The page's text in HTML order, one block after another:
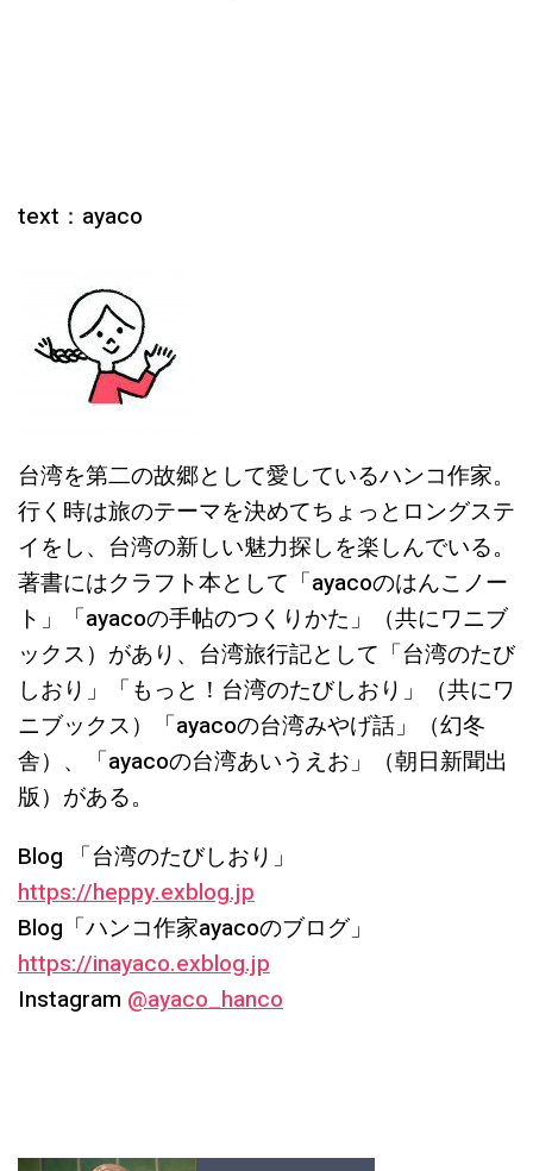
text：ayaco
台湾を第二の故郷として愛しているハンコ作家。
行く時は旅のテーマを決めてちょっとロングステ
イをし、台湾の新しい魅力探しを楽しんでいる。
著書にはクラフト本として「ayacoのはんこノー
ト」「ayacoの手帖のつくりかた」（共にワニブ
ックス）があり、台湾旅行記として「台湾のたび
しおり」「もっと！台湾のたびしおり」（共にワ
ニブックス）「ayacoの台湾みやげ話」（幻冬
舎）、「ayacoの台湾あいうえお」（朝日新聞出
版）がある。
Blog 「台湾のたびしおり」
https://heppy.exblog.jp
Blog「ハンコ作家ayacoのブログ」
https://inayaco.exblog.jp
Instagram @ayaco_hanco